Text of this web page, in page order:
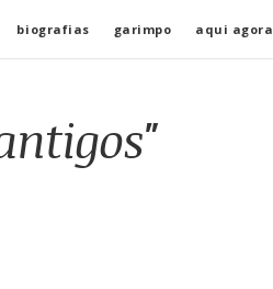
biografias garimpo aqui agora